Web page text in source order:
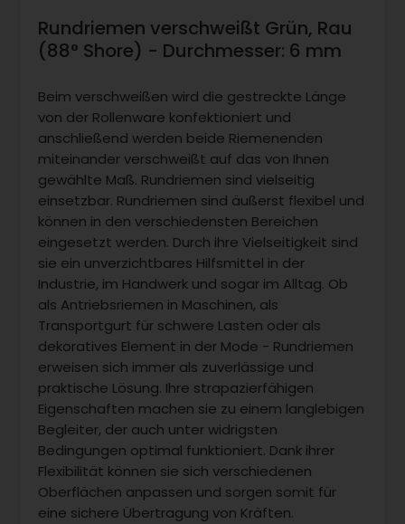
Rundriemen verschweißt Grün, Rau
(88° Shore) - Durchmesser: 6 mm
Beim verschweißen wird die gestreckte Länge
von der Rollenware konfektioniert und
anschließend werden beide Riemenenden
miteinander verschweißt auf das von Ihnen
gewählte Maß. Rundriemen sind vielseitig
einsetzbar. Rundriemen sind äußerst flexibel und
können in den verschiedensten Bereichen
eingesetzt werden. Durch ihre Vielseitigkeit sind
sie ein unverzichtbares Hilfsmittel in der
Industrie, im Handwerk und sogar im Alltag. Ob
als Antriebsriemen in Maschinen, als
Transportgurt für schwere Lasten oder als
dekoratives Element in der Mode - Rundriemen
erweisen sich immer als zuverlässige und
praktische Lösung. Ihre strapazierfähigen
Eigenschaften machen sie zu einem langlebigen
Begleiter, der auch unter widrigsten
Bedingungen optimal funktioniert. Dank ihrer
Flexibilität können sie sich verschiedenen
Oberflächen anpassen und sorgen somit für
eine sichere Übertragung von Kräften.